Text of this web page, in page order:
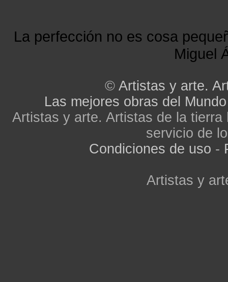
La perfección no es cosa
Miguel
© Artistas y arte.
Las mejores obras del Mundo
Artistas y arte. Artistas de la
servicio de
Condiciones de uso -
Artistas y